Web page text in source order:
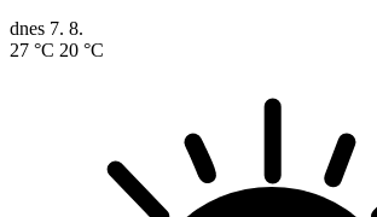
dnes 7. 8.
27 °C 20 °C